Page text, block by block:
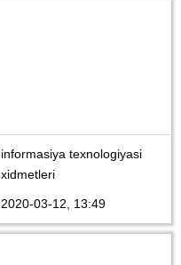
informasiya texnologiyasi
xidmetleri
2020-03-12, 13:49